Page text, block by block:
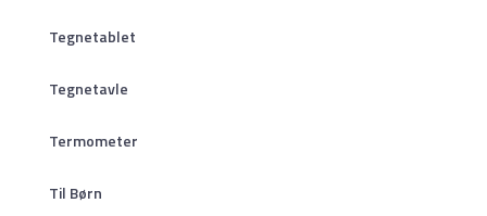
Tegnetablet
Tegnetavle
Termometer
Til Børn